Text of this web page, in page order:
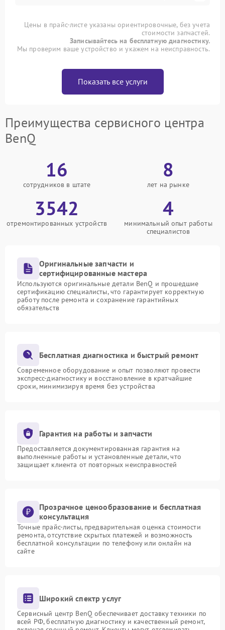
Цены в прайс-листе указаны ориентировочные, без учета
стоимости запчастей.
Записывайтесь на бесплатную диагностику.
Мы проверим ваше устройство и укажем на неисправность.
Показать все услуги
Преимущества сервисного центра
BenQ
16
сотрудников в штате
8
лет на рынке
3542
отремонтированных устройств
4
минимальный опыт работы
специалистов
Оригинальные запчасти и
сертифицированные мастера
Используются оригинальные детали BenQ и прошедшие
сертификацию специалисты, что гарантирует корректную
работу после ремонта и сохранение гарантийных
обязательств
Бесплатная диагностика и быстрый ремонт
Современное оборудование и опыт позволяют провести
экспресс-диагностику и восстановление в кратчайшие
сроки, минимизируя время без устройства
Гарантия на работы и запчасти
Предоставляется документированная гарантия на
выполненные работы и установленные детали, что
защищает клиента от повторных неисправностей
Прозрачное ценообразование и бесплатная
консультация
Точные прайс-листы, предварительная оценка стоимости
ремонта, отсутствие скрытых платежей и возможность
бесплатной консультации по телефону или онлайн на
сайте
Широкий спектр услуг
Сервисный центр BenQ обеспечивает доставку техники по
всей РФ, бесплатную диагностику и качественный ремонт,